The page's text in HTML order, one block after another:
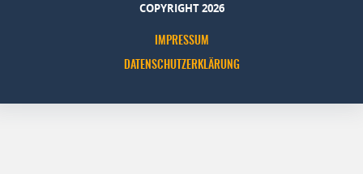
COPYRIGHT 2026
IMPRESSUM
DATENSCHUTZERKLÄRUNG